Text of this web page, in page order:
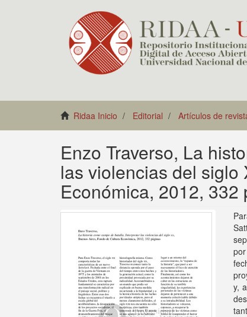
Ridaa Inicio Editorial Artículos de
Enzo Traverso, La
las violencias del siglo
Económica, 2012, 332
y,